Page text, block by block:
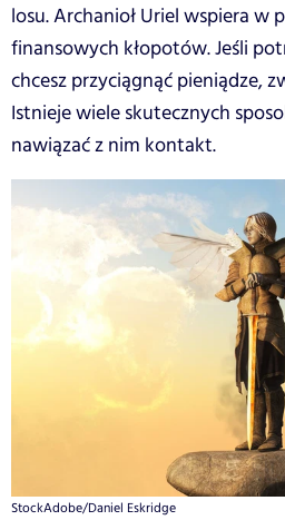
losu. Archanioł Uriel wspiera w
finansowych kłopotów. Jeśli
chcesz przyciągnąć pieniądze,
Istnieje wiele skutecznych
nawiązać z nim kontakt.
StockAdobe/Daniel Eskridge